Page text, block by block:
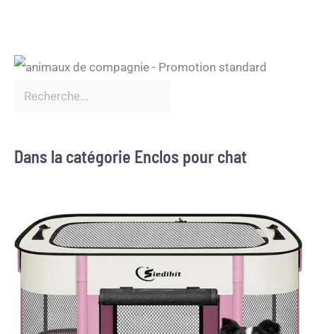
Dans la catégorie Enclos pour chat